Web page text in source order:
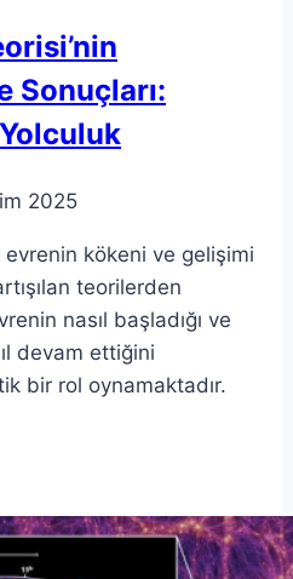
Sonuçları:
2025
evrenin kökeni ve gelişimi
teorilerden
nasıl başladığı ve
devam ettiğini
bir rol oynamaktadır.